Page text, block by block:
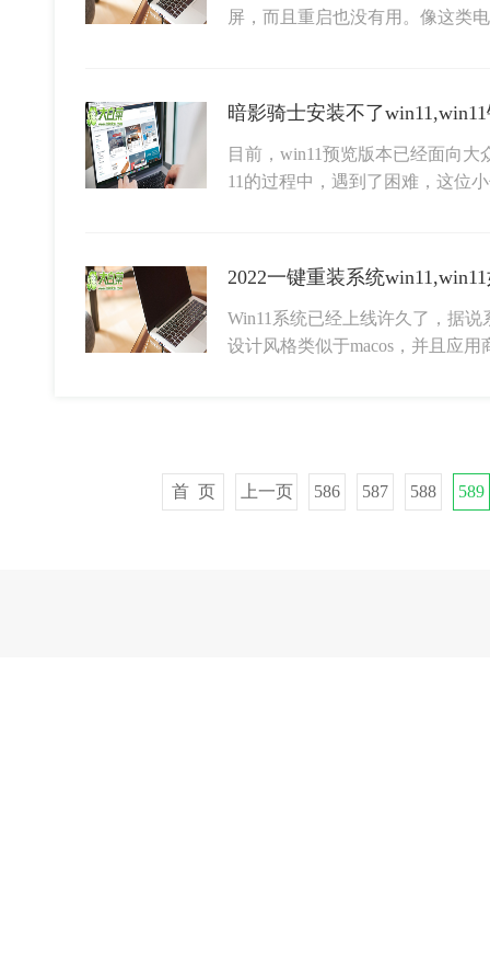
屏，而且重启也没有用。像这类
暗影骑士安装不了
目前，win11预览版本已经面向
11的过程中，遇到了困难，这位
2022一键重装系统
Win11系统已经上线许久了，据
设计风格类似于macos，并且应
首 页 上一页 586 587 588 589